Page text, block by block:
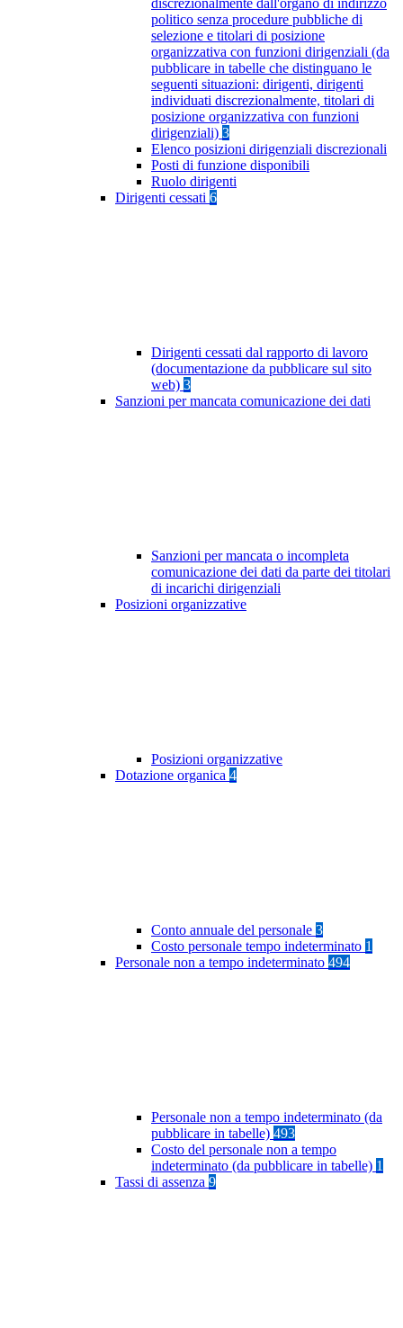
discrezionalmente dall'organo di indirizzo
politico senza procedure pubbliche di
selezione e titolari di posizione
organizzativa con funzioni dirigenziali (da
pubblicare in tabelle che distinguano le
seguenti situazioni: dirigenti, dirigenti
individuati discrezionalmente, titolari di
posizione organizzativa con funzioni
dirigenziali) 3
Elenco posizioni dirigenziali discrezionali
Posti di funzione disponibili
Ruolo dirigenti
Dirigenti cessati 6
Dirigenti cessati dal rapporto di lavoro
(documentazione da pubblicare sul sito
web) 3
Sanzioni per mancata comunicazione dei dati
Sanzioni per mancata o incompleta
comunicazione dei dati da parte dei titolari
di incarichi dirigenziali
Posizioni organizzative
Posizioni organizzative
Dotazione organica 4
Conto annuale del personale 3
Costo personale tempo indeterminato 1
Personale non a tempo indeterminato 494
Personale non a tempo indeterminato (da
pubblicare in tabelle) 493
Costo del personale non a tempo
indeterminato (da pubblicare in tabelle) 1
Tassi di assenza 9